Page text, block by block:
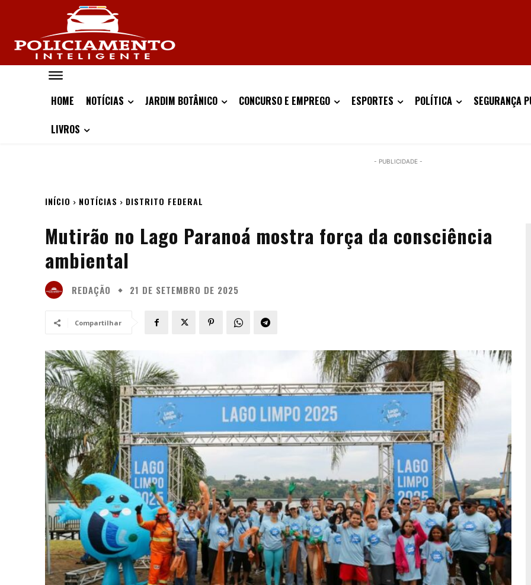
HOME NOTÍCIAS JARDIM BOTÂNICO CONCURSO E EMPREGO ESPORTES POLÍTICA SEGURANÇA
LIVROS
- PUBLICIDADE -
INÍCIO NOTÍCIAS DISTRITO FEDERAL
Mutirão no Lago Paranoá mostra força da consciência
ambiental
REDAÇÃO 21 DE SETEMBRO DE 2025
Compartilhar